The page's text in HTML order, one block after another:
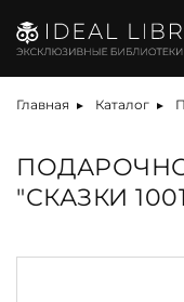
Главная Каталог
"СКАЗКИ